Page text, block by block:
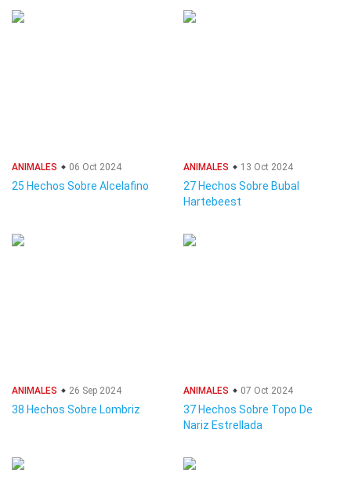
ANIMALES 06 Oct 2024
25 Hechos Sobre Alcelafino
ANIMALES 13 Oct 2024
27 Hechos Sobre Bubal
Hartebeest
ANIMALES 26 Sep 2024
38 Hechos Sobre Lombriz
ANIMALES 07 Oct 2024
37 Hechos Sobre Topo De
Nariz Estrellada